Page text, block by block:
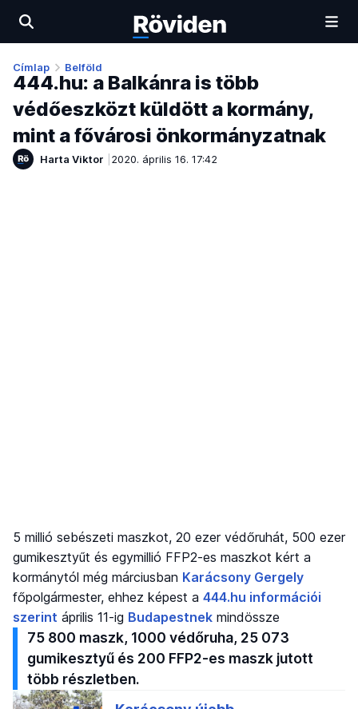
Címlap Belföld
444.hu: a Balkánra is több
védőeszközt küldött a kormány,
mint a fővárosi önkormányzatnak
Harta Viktor 2020. április 16. 17:42
5 millió sebészeti maszkot, 20 ezer védőruhát, 500 ezer
gumikesztyűt és egymillió FFP2-es maszkot kért a
kormánytól még márciusban Karácsony Gergely
főpolgármester, ehhez képest a 444.hu információi
szerint április 11-ig Budapestnek mindössze
75 800 maszk, 1000 védőruha, 25 073
gumikesztyű és 200 FFP2-es maszk jutott
több részletben.